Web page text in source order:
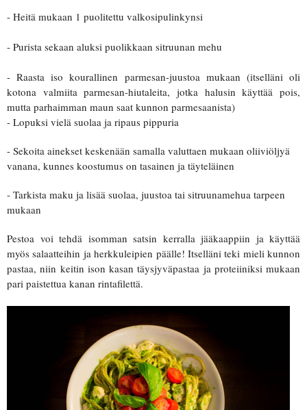
- Heitä mukaan 1 puolitettu valkosipulinkynsi
- Purista sekaan aluksi puolikkaan sitruunan mehu
- Raasta iso kourallinen parmesan-juustoa mukaan (itselläni oli
kotona valmiita parmesan-hiutaleita, jotka halusin käyttää pois,
mutta parhaimman maun saat kunnon parmesaanista)
- Lopuksi vielä suolaa ja ripaus pippuria
- Sekoita ainekset keskenään samalla valuttaen mukaan oliiviöljyä
vanana, kunnes koostumus on tasainen ja täyteläinen
- Tarkista maku ja lisää suolaa, juustoa tai sitruunamehua tarpeen
mukaan
Pestoa voi tehdä isomman satsin kerralla jääkaappiin ja käyttää
myös salaatteihin ja herkkuleipien päälle! Itselläni teki mieli kunnon
pastaa, niin keitin ison kasan täysjyväpastaa ja proteiiniksi mukaan
pari paistettua kanan rintafilettä.